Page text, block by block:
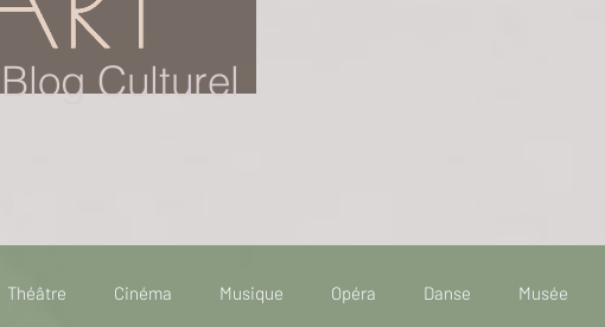
Blog Culturel
Théâtre Cinéma Musique Opéra Danse Musée